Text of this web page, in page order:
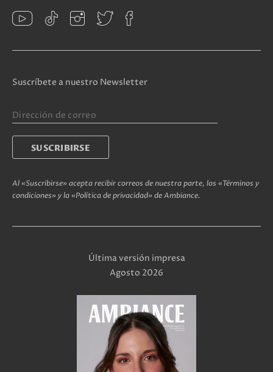
Suscríbete a nuestro Newsletter
Al «Suscribirse» acepta recibir correos de nuestra parte, los «Términos y
condiciones» y la «Política de privacidad» de Ambiance.
Última versión impresa
Agosto 2026